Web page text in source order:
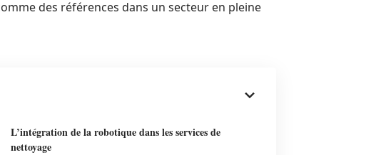
des références dans un secteur en pleine
L’intégration de la robotique dans les services de
nettoyage